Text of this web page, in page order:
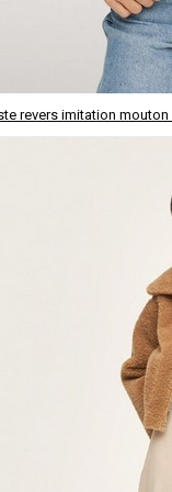
revers imitation mouton